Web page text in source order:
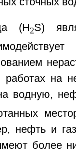
(H2S)
на
водную,
нефть и
более